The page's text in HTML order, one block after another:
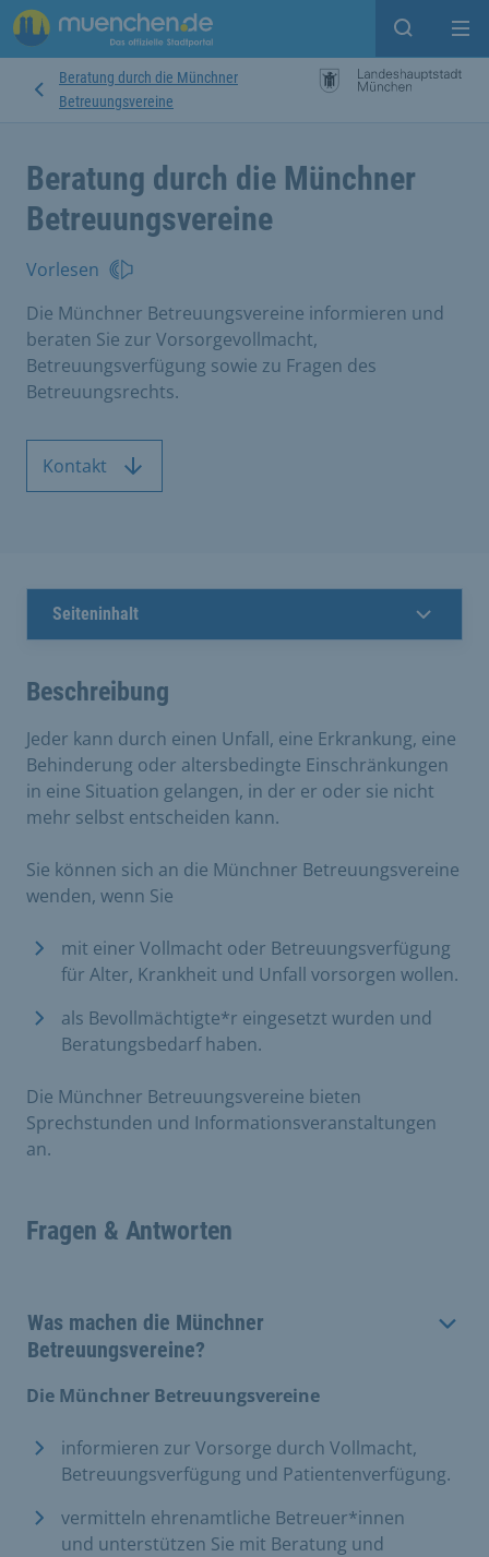
Suche
Beratung durch die Münchner
Betreuungsvereine
Beratung durch die Münchner
Betreuungsvereine
Vorlesen
Die Münchner Betreuungsvereine informieren und
beraten Sie zur Vorsorgevollmacht,
Betreuungsverfügung sowie zu Fragen des
Betreuungsrechts.
Kontakt
Seiteninhalt
Beschreibung
Jeder kann durch einen Unfall, eine Erkrankung, eine
Behinderung oder altersbedingte Einschränkungen
in eine Situation gelangen, in der er oder sie nicht
mehr selbst entscheiden kann.
​Sie können sich an die Münchner Betreuungsvereine
wenden, wenn Sie ​
mit einer Vollmacht oder Betreuungsverfügung
für Alter, Krankheit und Unfall vorsorgen wollen.
als Bevollmächtigte*r eingesetzt wurden und
Beratungsbedarf haben.
Die Münchner Betreuungsvereine bieten
Sprechstunden und Informationsveranstaltungen
an.
Fragen & Antworten
Was machen die Münchner
Betreuungsvereine?
Die Münchner Betreuungsvereine
informieren zur Vorsorge durch Vollmacht,
Betreuungsverfügung und Patientenverfügung.
vermitteln ehrenamtliche Betreuer*innen
und unterstützen Sie mit Beratung und